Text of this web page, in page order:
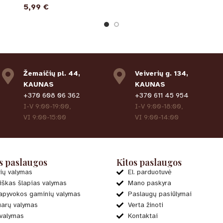
5,99 €
Žemaičių pl. 44,
KAUNAS
+370 608 06 362
I-V 9:00-19:00,
VI 9:00-15:00
Veiverių g. 134,
KAUNAS
+370 611 45 954
I-V 9:00-18:00,
VI 9:00-14:00
paslaugos
valymas
šlapias valymas
gaminių valymas
valymas
Kitos paslaugos
El. parduotuvė
Mano paskyra
Paslaugų pasiūlymai
Verta žinoti
Kontaktai